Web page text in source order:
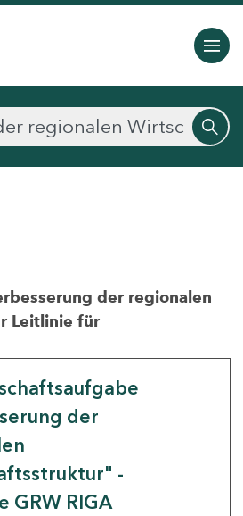
der regionalen
Leitlinie für
der
-
GRW RIGA